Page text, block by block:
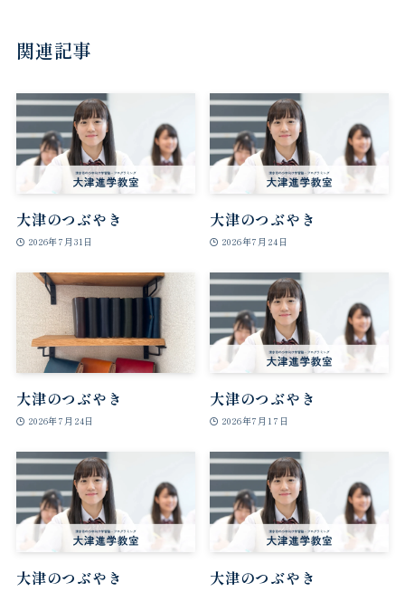
関連記事
大津のつぶやき
2026年7月31日
大津のつぶやき
2026年7月24日
大津のつぶやき
2026年7月24日
大津のつぶやき
2026年7月17日
大津のつぶやき 大津のつぶやき